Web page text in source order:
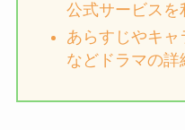
公式サービスを
あらすじやキャ
などドラマの詳